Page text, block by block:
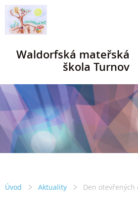
Waldorfská mateřská
škola Turnov
Úvod Aktuality Den otevřených